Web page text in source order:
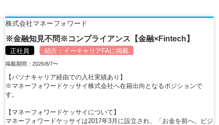
株式会社マネーフォワード
※金融知見不問※コンプライアンス【金融×Fintech】
正社員 紹介： イーキャリアFAに掲載
掲載期間：2026/8/7〜
【パソナキャリア経由での入社実績あり】
※マネーフォワードケッサイ株式会社へ在籍出向となるポジションで
す。
【マネーフォワードケッサイについて】
マネーフォワードケッサイは2017年3月に設立され、「お金を前へ。ビジ